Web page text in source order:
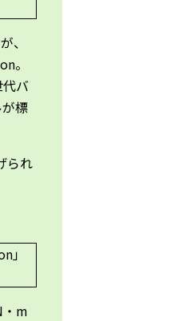
、
。
バ
標
られ
m